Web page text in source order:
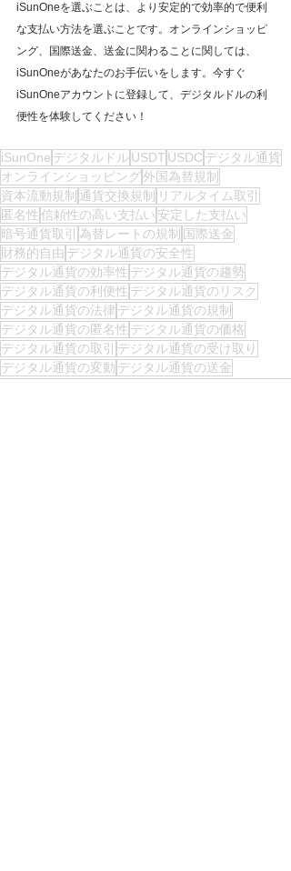
iSunOneを選ぶことは、より安定的で効率的で便利
な支払い方法を選ぶことです。オンラインショッピ
ング、国際送金、送金に関わることに関しては、
iSunOneがあなたのお手伝いをします。今すぐ
iSunOneアカウントに登録して、デジタルドルの利
便性を体験してください！
iSunOne デジタルドルUSDT USDC デジタル通貨
オンラインショッピング外国為替規制
資本流動規制 通貨交換規制 リアルタイム取引
匿名性 信頼性の高い支払い 安定した支払い
暗号通貨取引
為替レートの規制 国際送金
財務的自由 デジタル通貨の安全性
デジタル通貨の効率性 デジタル通貨の趨勢
デジタル通貨の利便性 デジタル通貨のリスク
デジタル通貨の法律 デジタル通貨の規制
デジタル通貨の匿名性 デジタル通貨の価格
デジタル通貨の取引
デジタル通貨の受け取り
デジタル通貨の変動 デジタル通貨の送金